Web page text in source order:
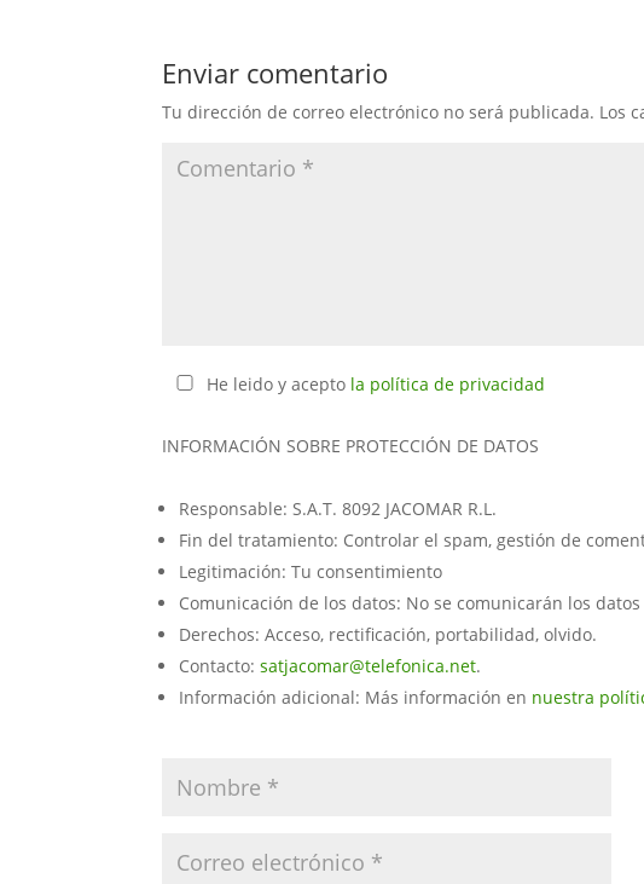
Enviar comentario
Tu dirección de correo electrónico no será publicada. Los
He leido y acepto la política de privacidad
INFORMACIÓN SOBRE PROTECCIÓN DE DATOS
Responsable: S.A.T. 8092 JACOMAR R.L.
Fin del tratamiento: Controlar el spam, gestión de
Legitimación: Tu consentimiento
Comunicación de los datos: No se comunicarán los
Derechos: Acceso, rectificación, portabilidad, olvido.
Contacto:satjacomar@telefonica.net.
Información adicional: Más información en nuestra